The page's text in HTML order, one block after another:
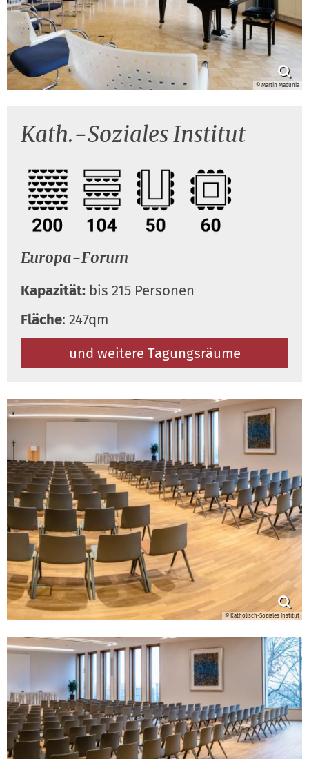
© Martin Magunia
Kath.-Soziales Institut
Europa-Forum
Kapazität: bis 215 Personen
Fläche: 247qm
und weitere Tagungsräume
© Katholisch-Soziales Institut